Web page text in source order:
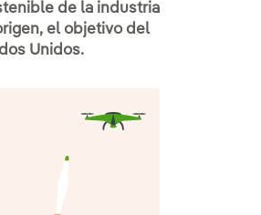
de la industria
el objetivo del
Unidos.